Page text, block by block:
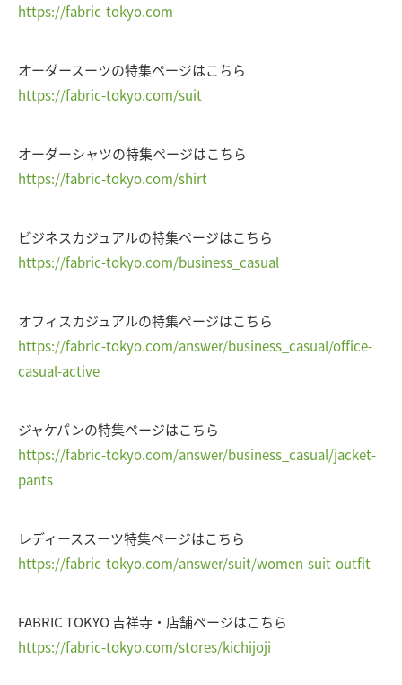
https://fabric-tokyo.com
オーダースーツの特集ページはこちら
https://fabric-tokyo.com/suit
オーダーシャツの特集ページはこちら
https://fabric-tokyo.com/shirt
ビジネスカジュアルの特集ページはこちら
https://fabric-tokyo.com/business_casual
オフィスカジュアルの特集ページはこちら
https://fabric-tokyo.com/answer/business_casual/office-
casual-active
ジャケパンの特集ページはこちら
https://fabric-tokyo.com/answer/business_casual/jacket-
pants
レディーススーツ特集ページはこちら
https://fabric-tokyo.com/answer/suit/women-suit-outfit
FABRIC TOKYO 吉祥寺・店舗ページはこちら
https://fabric-tokyo.com/stores/kichijoji